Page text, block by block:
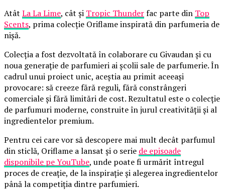
Atât La La Lime, cât și Tropic Thunderfac parte din Top
Scents, prima colecție Oriflame inspirată din parfumeria de
nișă.
Colecția a fost dezvoltată în colaborare cu Givaudan și cu
noua generație de parfumieri ai școlii sale de parfumerie. În
cadrul unui proiect unic, aceștia au primit aceeași
provocare: să creeze fără reguli, fără constrângeri
comerciale și fără limitări de cost. Rezultatul este o colecție
de parfumuri moderne, construite în jurul creativității și al
ingredientelor premium.
Pentru cei care vor să descopere mai mult decât parfumul
din sticlă, Oriflame a lansat și o serie de episoade
disponibile pe YouTube, unde poate fi urmărit întregul
proces de creație, de la inspirație și alegerea ingredientelor
până la competiția dintre parfumieri.